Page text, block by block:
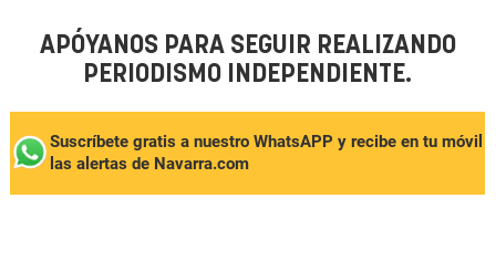
APÓYANOS PARA SEGUIR REALIZANDO
PERIODISMO INDEPENDIENTE.
Suscríbete gratis a nuestro WhatsAPP y recibe en tu móvil
las alertas de Navarra.com